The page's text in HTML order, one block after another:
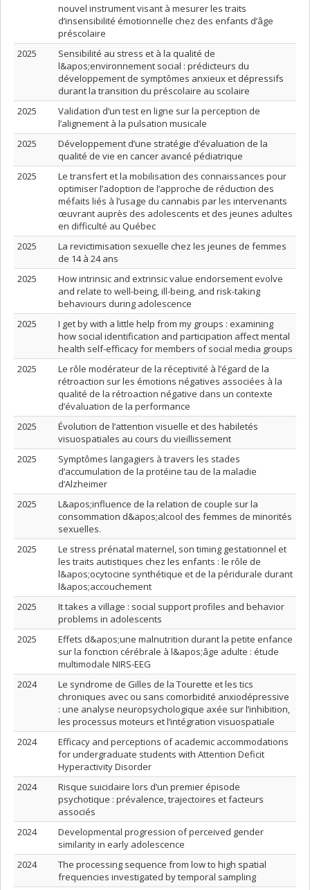
nouvel instrument visant à mesurer les traits
d’insensibilité émotionnelle chez des enfants d’âge
préscolaire
2025
Sensibilité au stress et à la qualité de
l&apos;environnement social : prédicteurs du
développement de symptômes anxieux et dépressifs
durant la transition du préscolaire au scolaire
2025
Validation d’un test en ligne sur la perception de
l’alignement à la pulsation musicale
2025
Développement d’une stratégie d’évaluation de la
qualité de vie en cancer avancé pédiatrique
2025
Le transfert et la mobilisation des connaissances pour
optimiser l’adoption de l’approche de réduction des
méfaits liés à l’usage du cannabis par les intervenants
œuvrant auprès des adolescents et des jeunes adultes
en difficulté au Québec
2025
La revictimisation sexuelle chez les jeunes de femmes
de 14 à 24 ans
2025
How intrinsic and extrinsic value endorsement evolve
and relate to well-being, ill-being, and risk-taking
behaviours during adolescence
2025
I get by with a little help from my groups : examining
how social identification and participation affect mental
health self-efficacy for members of social media groups
2025
Le rôle modérateur de la réceptivité à l’égard de la
rétroaction sur les émotions négatives associées à la
qualité de la rétroaction négative dans un contexte
d’évaluation de la performance
2025
Évolution de l’attention visuelle et des habiletés
visuospatiales au cours du vieillissement
2025
Symptômes langagiers à travers les stades
d’accumulation de la protéine tau de la maladie
d’Alzheimer
2025
L&apos;influence de la relation de couple sur la
consommation d&apos;alcool des femmes de minorités
sexuelles.
2025
Le stress prénatal maternel, son timing gestationnel et
les traits autistiques chez les enfants : le rôle de
l&apos;ocytocine synthétique et de la péridurale durant
l&apos;accouchement
2025
It takes a village : social support profiles and behavior
problems in adolescents
2025
Effets d&apos;une malnutrition durant la petite enfance
sur la fonction cérébrale à l&apos;âge adulte : étude
multimodale NIRS-EEG
2024
Le syndrome de Gilles de la Tourette et les tics
chroniques avec ou sans comorbidité anxiodépressive
: une analyse neuropsychologique axée sur l’inhibition,
les processus moteurs et l’intégration visuospatiale
2024
Efficacy and perceptions of academic accommodations
for undergraduate students with Attention Deficit
Hyperactivity Disorder
2024
Risque suicidaire lors d’un premier épisode
psychotique : prévalence, trajectoires et facteurs
associés
2024
Developmental progression of perceived gender
similarity in early adolescence
2024
The processing sequence from low to high spatial
frequencies investigated by temporal sampling